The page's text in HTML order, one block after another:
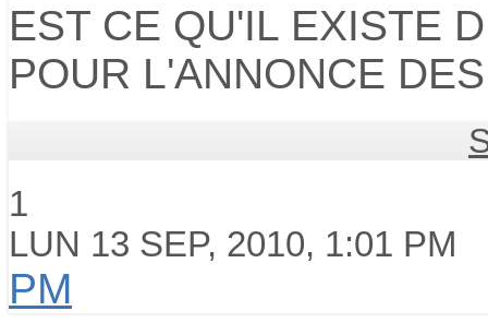
EST CE QU'IL EXISTE
POUR L'ANNONCE
1
LUN 13 SEP, 2010, 1:01 PM
PM